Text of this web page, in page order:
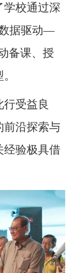
学校通过深
据驱动—
备课、授
受益良
前沿探索与
经验极具借